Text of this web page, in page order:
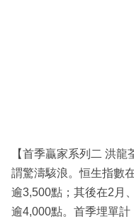
區
【首季贏家系列二 洪
謂驚濤駭浪。恒生指數
逾3,500點；其後在2月
逾4,000點。首季埋單計